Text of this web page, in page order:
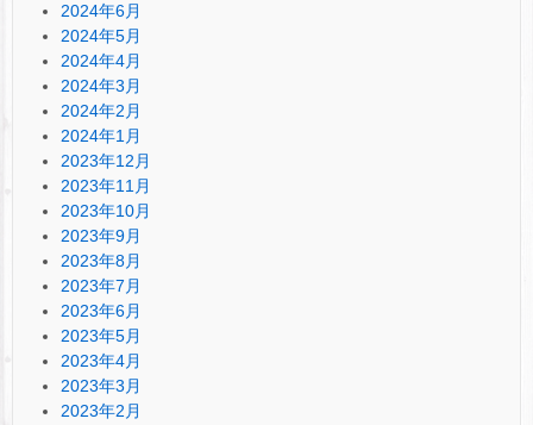
2024年6月
2024年5月
2024年4月
2024年3月
2024年2月
2024年1月
2023年12月
2023年11月
2023年10月
2023年9月
2023年8月
2023年7月
2023年6月
2023年5月
2023年4月
2023年3月
2023年2月